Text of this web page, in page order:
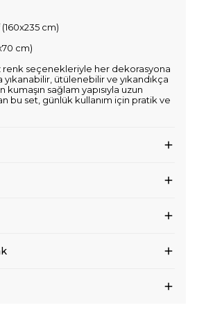
cm)
cm)
renk seçenekleriyle her dekorasyona
ütülenebilir ve yıkandıkça
sağlam yapısıyla uzun
bu set, günlük kullanım için pratik ve